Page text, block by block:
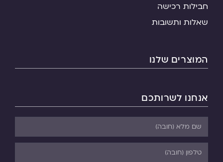
חבילות רכישה
שאלות ותשובות
המוצרים שלנו
אנחנו לשרותכם